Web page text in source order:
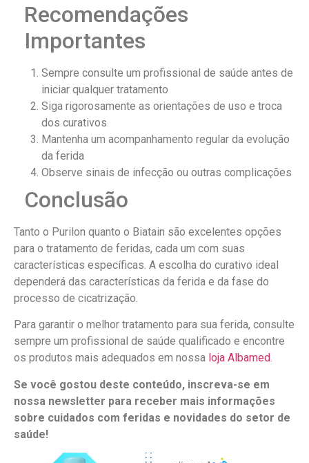
Recomendações
Importantes
Sempre consulte um profissional de saúde antes de
iniciar qualquer tratamento
Siga rigorosamente as orientações de uso e troca
dos curativos
Mantenha um acompanhamento regular da evolução
da ferida
Observe sinais de infecção ou outras complicações
Conclusão
Tanto o Purilon quanto o Biatain são excelentes opções
para o tratamento de feridas, cada um com suas
características específicas. A escolha do curativo ideal
dependerá das características da ferida e da fase do
processo de cicatrização.
Para garantir o melhor tratamento para sua ferida, consulte
sempre um profissional de saúde qualificado e encontre
os produtos mais adequados em nossa loja Albamed.
Se você gostou deste conteúdo, inscreva-se em
nossa newsletter para receber mais informações
sobre cuidados com feridas e novidades do setor de
saúde!